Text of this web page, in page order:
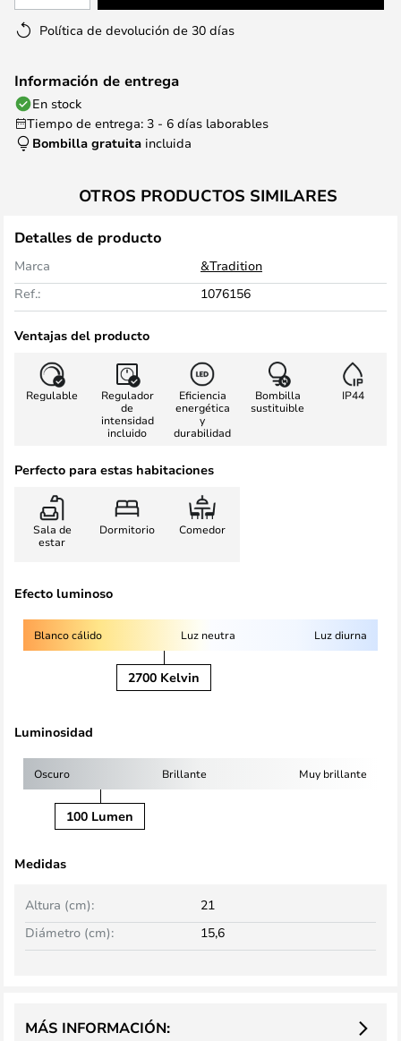
Política de devolución de 30 días
Información de entrega
En stock
Tiempo de entrega: 3 - 6 días laborables
Bombilla gratuita incluida
OTROS PRODUCTOS SIMILARES
Detalles de producto
Marca
&Tradition
Ref.:
1076156
Ventajas del producto
Regulable
Regulador
de
intensidad
incluido
Eficiencia
energética
y
durabilidad
Bombilla
sustituible
IP44
Perfecto para estas habitaciones
Sala de
estar
Dormitorio Comedor
Efecto luminoso
Blanco cálido Luz neutra Luz diurna
2700 Kelvin
Luminosidad
Oscuro Brillante Muy brillante
100 Lumen
Medidas
Altura (cm):
21
Diámetro (cm):
15,6
MÁS INFORMACIÓN: